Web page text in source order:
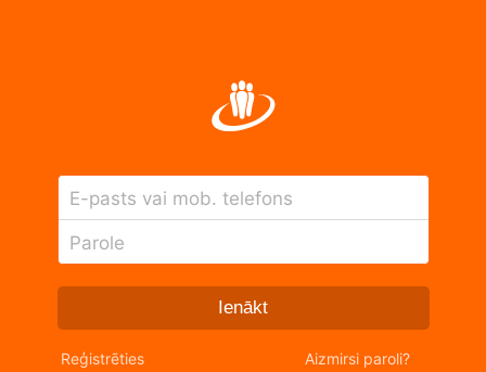
E-pasts vai mob. telefons
Parole
Ienākt
Reģistrēties Aizmirsi paroli?